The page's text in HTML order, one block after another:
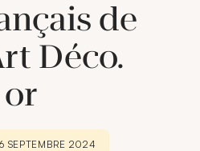
de
Déco.
or
SEPTEMBRE 2024